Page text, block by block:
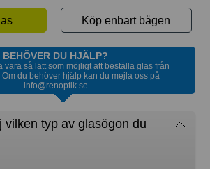
Köp enbart bågen
BEHÖVER DU HJÄLP?
vara så lätt som möjligt att beställa glas från
Om du behöver hjälp kan du mejla oss på
info@renoptik.se
vilken typ av glasögon du